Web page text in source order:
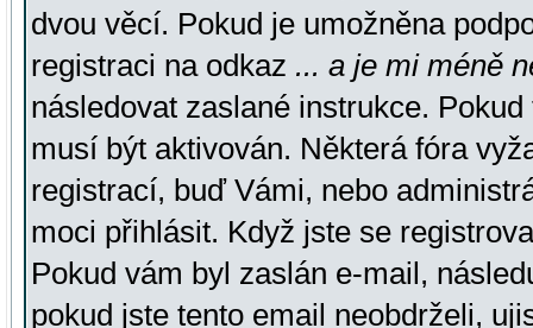
dvou věcí. Pokud je umožněna
registraci na odkaz ... a je mi méně
následovat zaslané instrukce.
musí být aktivován. Některá fóra
registrací, buď Vámi, nebo
moci přihlásit. Když jste se
Pokud vám byl zaslán e-mail,
pokud jste tento email neobdrželi,